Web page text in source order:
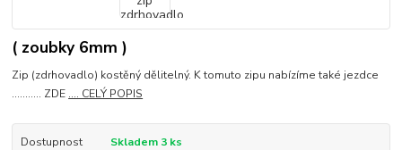
( zoubky 6mm )
Zip (zdrhovadlo) kostěný dělitelný. K tomuto zipu nabízíme také jezdce
........... ZDE .... CELÝ POPIS
Dostupnost Skladem 3 ks